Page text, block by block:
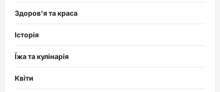
Здоров'я та краса
Історія
Їжа та кулінарія
Квіти